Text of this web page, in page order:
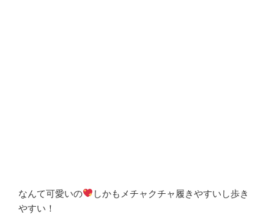
なんて可愛いの
しかもメチャクチャ履きやすいし歩き
やすい！